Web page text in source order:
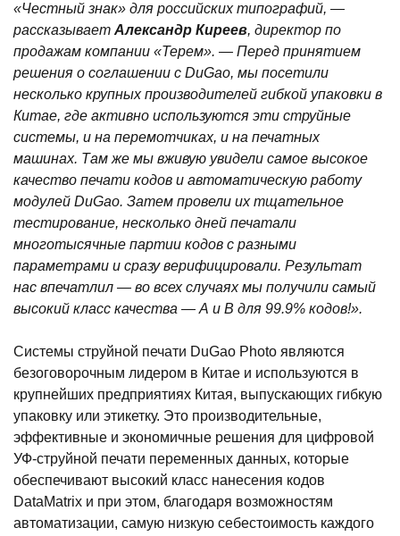
«Честный знак» для российских типографий, —
рассказывает Александр Киреев, директор по
продажам компании «Терем». — Перед принятием
решения о соглашении с DuGao, мы посетили
несколько крупных производителей гибкой упаковки в
Китае, где активно используются эти струйные
системы, и на перемотчиках, и на печатных
машинах. Там же мы вживую увидели самое высокое
качество печати кодов и автоматическую работу
модулей DuGao. Затем провели их тщательное
тестирование, несколько дней печатали
многотысячные партии кодов с разными
параметрами и сразу верифицировали. Результат
нас впечатлил — во всех случаях мы получили самый
высокий класс качества — А и В для 99.9% кодов!».
Системы струйной печати DuGao Photo являются
безоговорочным лидером в Китае и используются в
крупнейших предприятиях Китая, выпускающих гибкую
упаковку или этикетку. Это производительные,
эффективные и экономичные решения для цифровой
УФ-струйной печати переменных данных, которые
обеспечивают высокий класс нанесения кодов
DataMatrix и при этом, благодаря возможностям
автоматизации, самую низкую себестоимость каждого